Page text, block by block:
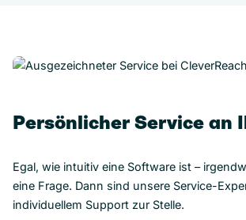
Persönlicher Service an
Egal, wie intuitiv eine Software ist –
eine Frage. Dann sind unsere Service-
individuellem Support zur Stelle.